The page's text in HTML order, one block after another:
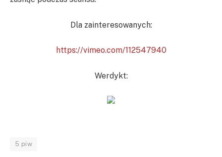
Dla zainteresowanych:
https://vimeo.com/112547940
Werdykt:
5 piw